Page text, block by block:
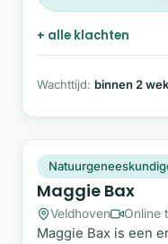
+ alle klachten
Wachttijd: binnen 2
Snel beschikbaar
Maggie Bax
Veldhoven Online
Maggie Bax is een